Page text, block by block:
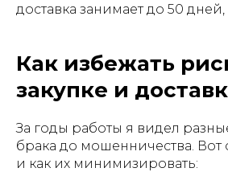
доставка занимает до 50
Как избежать
закупке и
За годы работы я видел
брака до мошенничества.
и как их минимизировать: